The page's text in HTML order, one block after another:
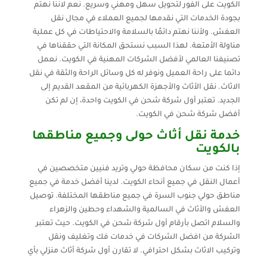
الكويت على الفور لتحويل سهل ومهني وسريع. نعم لاننا نهتم
بجودة الخدمات التي نقدمها لجميع العملاء في مجال نقل
العفش. ولأننا نهتم دائمًا بالسلامة والاحتياطات في كل عملية
مناولة الأمتعة. لهذا السبب نستحق المكانة التي حققناها في
تصنيفنا العالمي لأفضل الشركات المهنية في الكويت. نعمل
دائما على راحة العميل ونوفر له كل وسائل الراحة والثقة في نقل
الاثاث. نقل الأثاث والأجهزة الكهربائية من المقعد القديم إلى
الجديد. تعتبر أول شركة شحن في الكويت واحدة، إن لم تكن
أفضل شركة شحن في الكويت.
خدمة نقل أثاث حولى وجميع مناطقها
بالكويت
إذا كنت من سكان محافظة حولي وتريد فنيين متخصصين في
أعمال النقل في جميع أنحاء الكويت. لدينا أفضل خدمة في جميع
مناطق حولي جنوب السرة في جميع مناطقها المختلفة. توصيل
العفش والأثاث في السالمية والشهداء وحطين والزهراء
والسلام اتصل بأرقام أول شركة شحن في الكويت. حيث تعتبر
الشركة من افضل الشركات في خدمات فك وتغليف ونقل
وتركيب الاثاث بشكل احترافي. لا تقارن أول شركة أثاث منزلي بأي